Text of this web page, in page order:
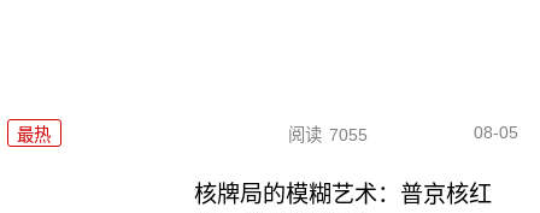
最热 阅读 7055 08-05
核牌局的模糊艺术：普京核红